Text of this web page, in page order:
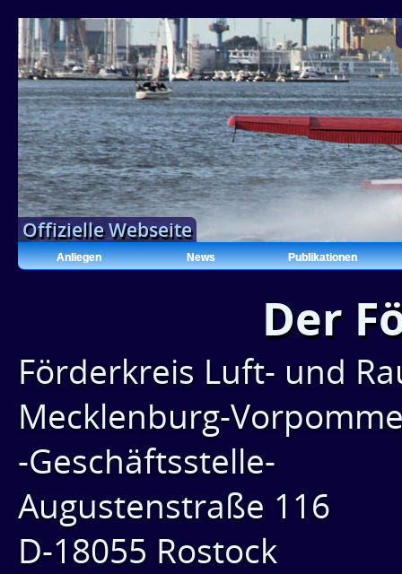
Offizielle Webseite
Anliegen News Publikationen
Der
Förderkreis Luft- und
Mecklenburg-
-Geschäftsstelle-
Augustenstraße 116
D-18055 Rostock